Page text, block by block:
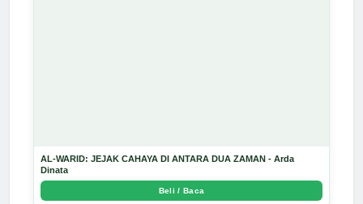
AL-WARID: JEJAK CAHAYA DI ANTARA DUA ZAMAN - Arda
Dinata
Beli / Baca